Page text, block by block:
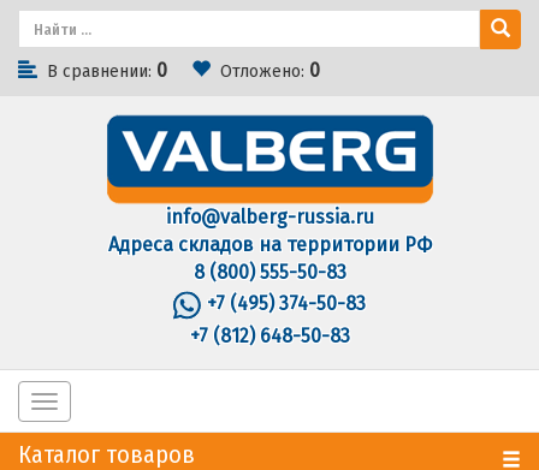
В сравнении: 0 Отложено: 0
info@valberg-russia.ru
Адреса складов на территории РФ
8 (800) 555-50-83
+7 (495) 374-50-83
+7 (812) 648-50-83
Toggle
navigation
Каталог товаров